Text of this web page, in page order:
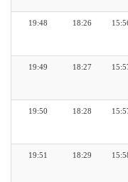
18:26
19:48
18:27
19:49
18:28
19:50
18:29
19:51